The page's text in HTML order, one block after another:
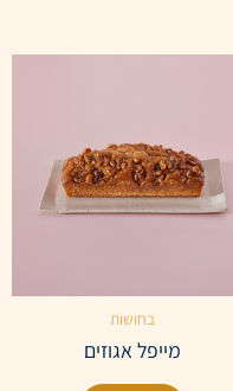
בחושות
מייפל אגוזים